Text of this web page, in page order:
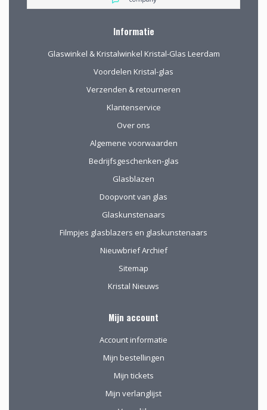
Informatie
Glaswinkel & Kristalwinkel Kristal-Glas Leerdam
Voordelen Kristal-glas
Verzenden & retourneren
Klantenservice
Over ons
Algemene voorwaarden
Bedrijfsgeschenken-glas
Glasblazen
Doopvont van glas
Glaskunstenaars
Filmpjes glasblazers en glaskunstenaars
Nieuwbrief Archief
Sitemap
Kristal Nieuws
Mijn account
Account informatie
Mijn bestellingen
Mijn tickets
Mijn verlanglijst